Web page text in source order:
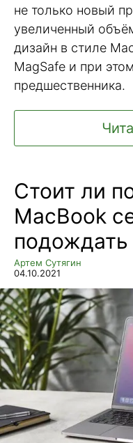
не только новый
увеличенный
дизайн в стиле
MagSafe и при
предшественника.
Стоит ли
MacBook
подождать
Артем Сутягин
04.10.2021